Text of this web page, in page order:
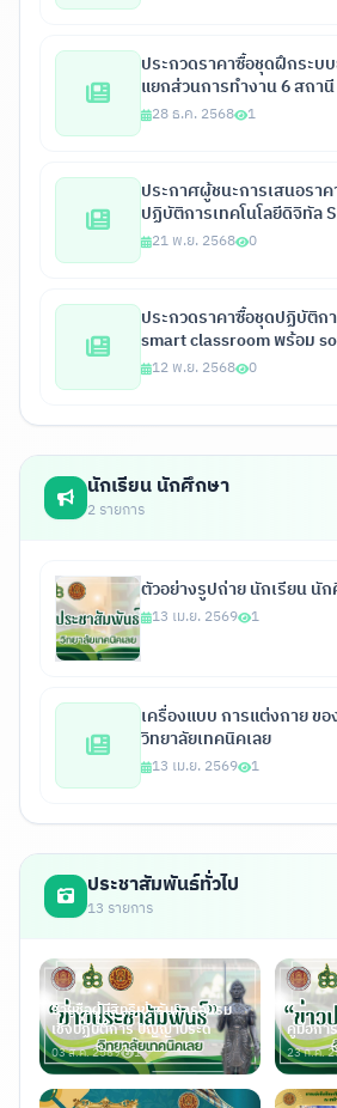
อิเล็กทรอนิกส์ (e-bidding)
ประกวดราคาซื้อชุดฝึกระบ
แยกส่วนการทำงาน 6 สถานี
28 ธ.ค. 2568 1
ประกาศผู้ชนะการเสนอรา
ปฏิบัติการเทคโนโลยีดิจิทัล
พร้อมซอฟต์แวร์บริหารจัดกา
21 พ.ย. 2568 0
ประกวดราคาซื้อชุดปฏิบัติก
smart classroom พร้อม
จัดการห้องเรียน 2568
12 พ.ย. 2568 0
นักเรียน นักศึกษา
2 รายการ
ตัวอย่างรูปถ่าย นักเรียน นั
13 เม.ย. 2569 1
เครื่องแบบ การแต่งกาย ข
วิทยาลัยเทคนิคเลย
13 เม.ย. 2569 1
ประชาสัมพันธ์ทั่วไป
13 รายการ
รายชื่อผู้มีสิทธิเข้ารับการอบรม
เชิงปฏิบัติการ ปัญญาประด
03 ส.ค. 2569 1
คู่มือกา
23 ก.ค.